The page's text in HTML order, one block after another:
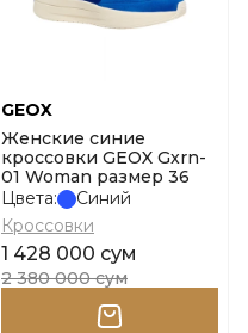
GEOX
Женские синие
кроссовки GEOX Gxrn-
01 Woman размер 36
Цвета:
Синий
Кроссовки
1 428 000 сум
2 380 000 сум